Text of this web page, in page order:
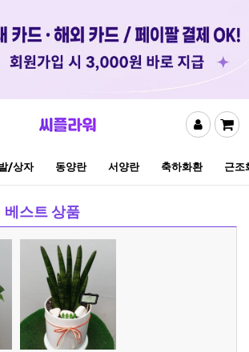
/상자 동양란 서양란 축하화환 근조
베스트 상품